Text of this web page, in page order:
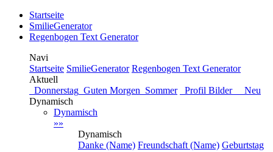
Startseite
SmilieGenerator
Regenbogen Text Generator
Navi
Startseite SmilieGenerator Regenbogen Text Generator
Aktuell
Donnerstag Guten Morgen Sommer
Profil Bilder Neu
Dynamisch
Dynamisch
»»
Dynamisch
Danke (Name) Freundschaft (Name) Geburtstag